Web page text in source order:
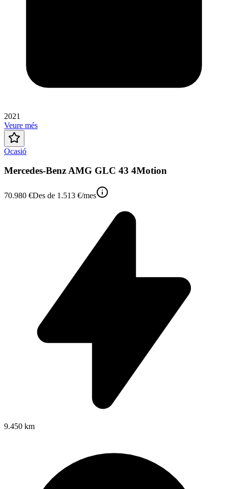
2021
Veure més
Ocasió
Mercedes-Benz AMG GLC 43 4Motion
70.980 €Des de 1.513 €/mes
9.450 km